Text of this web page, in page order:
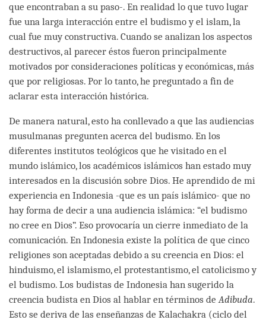
que encontraban a su paso-. En realidad lo que tuvo lugar
fue una larga interacción entre el budismo y el islam, la
cual fue muy constructiva. Cuando se analizan los aspectos
destructivos, al parecer éstos fueron principalmente
motivados por consideraciones políticas y económicas, más
que por religiosas. Por lo tanto, he preguntado a fin de
aclarar esta interacción histórica.
De manera natural, esto ha conllevado a que las audiencias
musulmanas pregunten acerca del budismo. En los
diferentes institutos teológicos que he visitado en el
mundo islámico, los académicos islámicos han estado muy
interesados en la discusión sobre Dios. He aprendido de mi
experiencia en Indonesia -que es un país islámico- que no
hay forma de decir a una audiencia islámica: “el budismo
no cree en Dios”. Eso provocaría un cierre inmediato de la
comunicación. En Indonesia existe la política de que cinco
religiones son aceptadas debido a su creencia en Dios: el
hinduismo, el islamismo, el protestantismo, el catolicismo y
el budismo. Los budistas de Indonesia han sugerido la
creencia budista en Dios al hablar en términos de Adibuda.
Esto se deriva de las enseñanzas de Kalachakra (ciclo del